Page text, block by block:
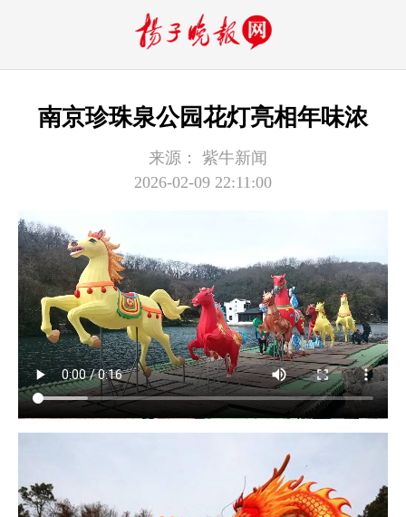
南京珍珠泉公园花灯亮相年味浓
来源：
紫牛新闻
2026-02-09 22:11:00